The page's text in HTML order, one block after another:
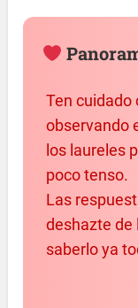
Ten cuidado
observando
los laureles
poco tenso.
Las
deshazte de
saberlo ya